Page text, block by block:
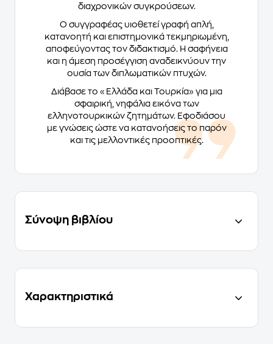
διαχρονικών συγκρούσεων.
Ο συγγραφέας υιοθετεί γραφή απλή,
κατανοητή και επιστημονικά τεκμηριωμένη,
αποφεύγοντας τον διδακτισμό. Η σαφήνεια
και η άμεση προσέγγιση αναδεικνύουν την
ουσία των διπλωματικών πτυχών.
Διάβασε το «Ελλάδα και Τουρκία» για μια
σφαιρική, νηφάλια εικόνα των
ελληνοτουρκικών ζητημάτων. Εφοδιάσου
με γνώσεις ώστε να κατανοήσεις το παρόν
και τις μελλοντικές προοπτικές.
Σύνοψη βιβλίου
Χαρακτηριστικά